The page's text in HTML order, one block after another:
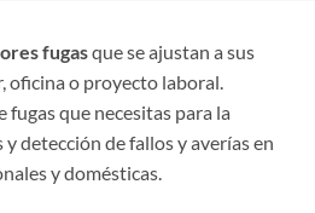
fugasque se ajustan a sus
oficina o proyecto laboral.
fugas que necesitas para la
detección de fallos y averías en
y domésticas.